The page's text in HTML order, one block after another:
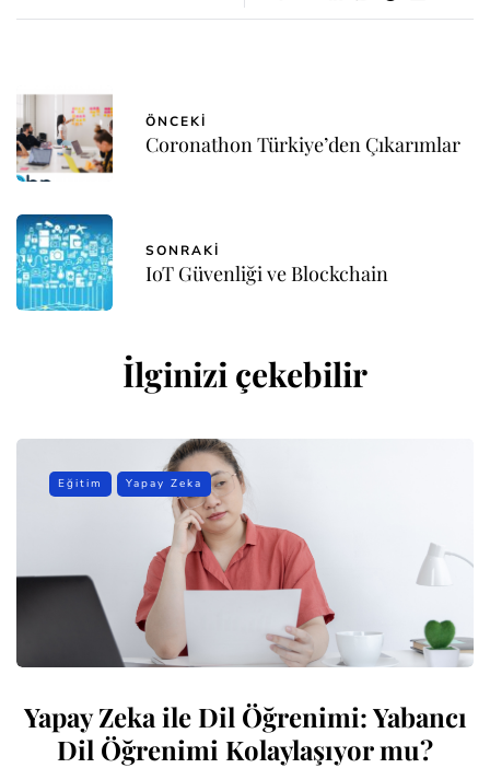
ÖNCEKI
Coronathon Türkiye’den Çıkarımlar
SONRAKI
IoT Güvenliği ve Blockchain
İlginizi çekebilir
Eğitim Yapay Zeka
Yapay Zeka ile Dil Öğrenimi: Yabancı
Dil Öğrenimi Kolaylaşıyor mu?